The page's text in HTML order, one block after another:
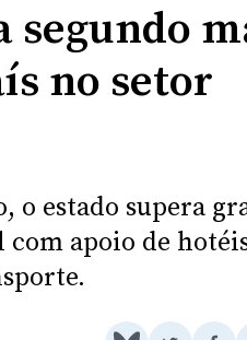
segundo
no setor
o estado supera
apoio de